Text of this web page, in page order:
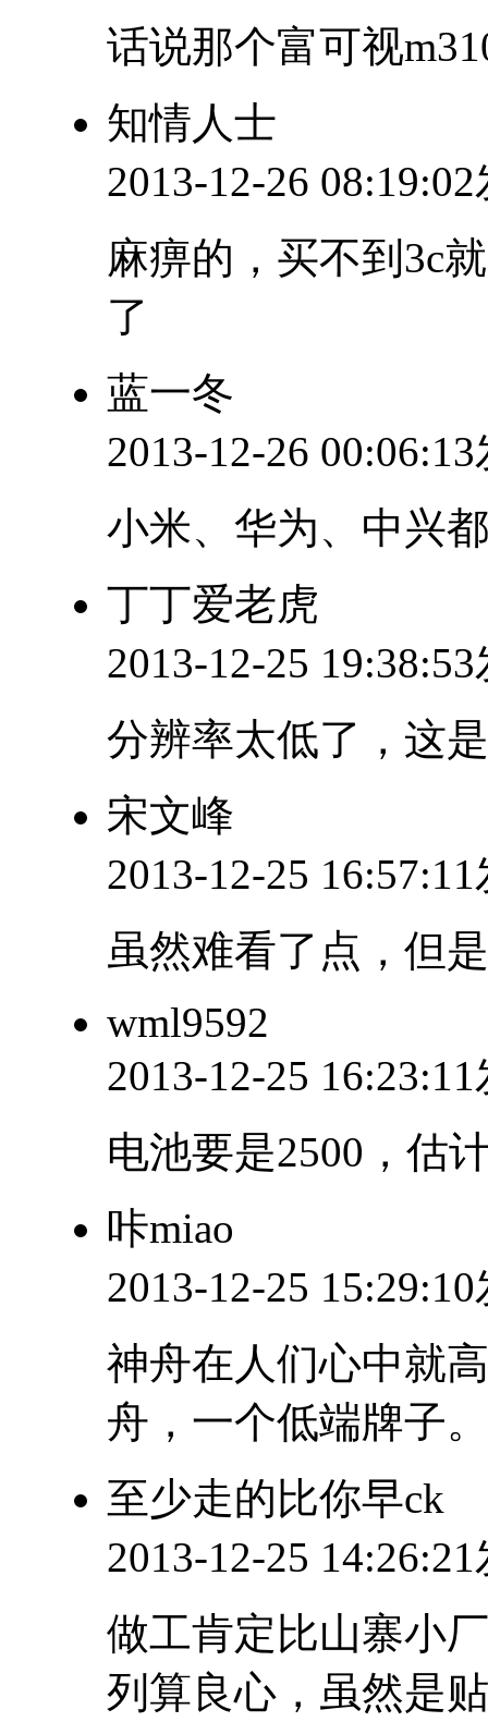
话说那个富可视
知情人士
2013-12-26
麻痹的，买不到3c
了
蓝一冬
2013-12-26
小米、华为、中兴
丁丁爱老虎
2013-12-25
分辨率太低了，这
宋文峰
2013-12-25
虽然难看了点，但
wml9592
2013-12-25
电池要是2500，估
咔miao
2013-12-25
神舟在人们心中就
舟，一个低端牌子。
至少走的比你早ck
2013-12-25
做工肯定比山寨小
列算良心，虽然是